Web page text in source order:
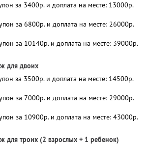
за 3400р. и доплата на месте: 13000р.
за 6800р. и доплата на месте: 26000р.
за 10140р. и доплата на месте: 39000р.
для двоих
за 3500р. и доплата на месте: 14500р.
за 7000р. и доплата на месте: 29000р.
за 10900р. и доплата на месте: 43000р.
для троих (2 взрослых + 1 ребенок)